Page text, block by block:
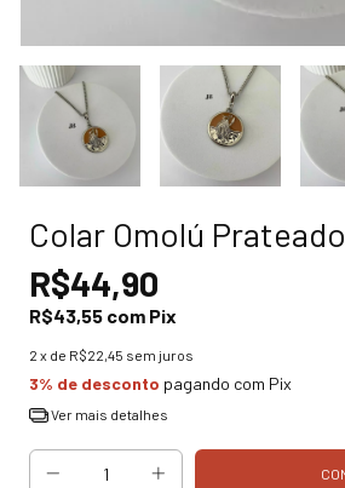
Colar Omolú Prateado
R$44,90
R$43,55 com Pix
2 x de R$22,45 sem juros
3% de desconto pagando com Pix
Ver mais detalhes